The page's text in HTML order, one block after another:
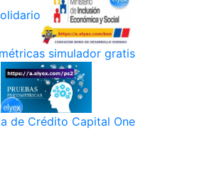
simulador gratis
de Crédito Capital One